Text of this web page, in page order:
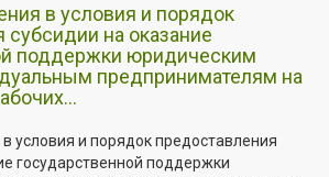
в условия и порядок
субсидии на оказание
поддержки юридическим
предпринимателям на
условия и порядок предоставления
государственной поддержки